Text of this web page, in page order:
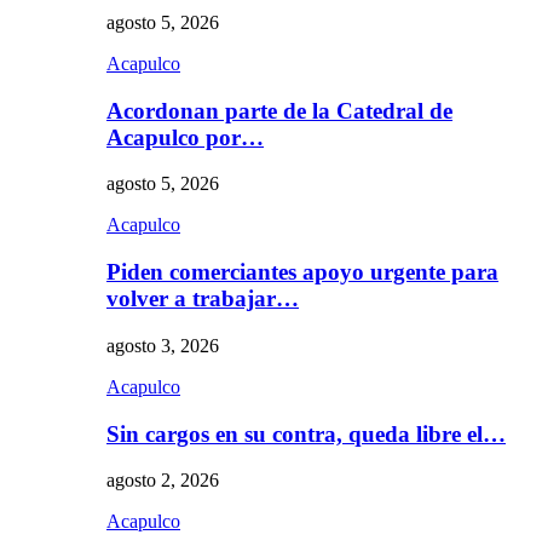
agosto 5, 2026
Acapulco
Acordonan parte de la Catedral de
Acapulco por…
agosto 5, 2026
Acapulco
Piden comerciantes apoyo urgente para
volver a trabajar…
agosto 3, 2026
Acapulco
Sin cargos en su contra, queda libre el…
agosto 2, 2026
Acapulco